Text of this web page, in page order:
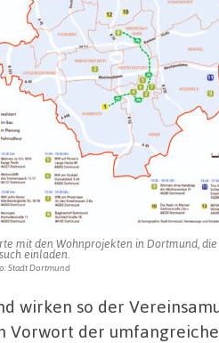
mit den Wohnprojekten in Dortmund, die
einladen.
Stadt Dortmund
wirken so der
Vorwort der